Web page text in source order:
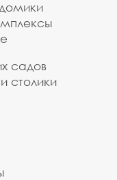
садов
столики